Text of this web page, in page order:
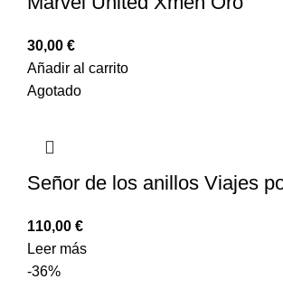
30,00 €
Añadir al carrito
Agotado
Señor de los anillos Viajes
110,00 €
Leer más
-36%